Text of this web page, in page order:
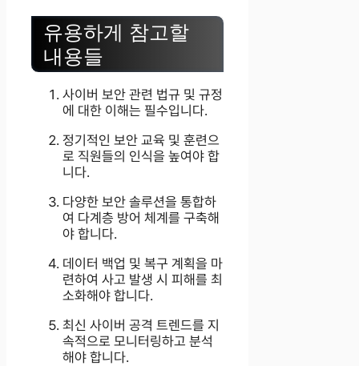
유용하게 참고할
내용들
사이버 보안 관련 법규 및 규정
에 대한 이해는 필수입니다.
정기적인 보안 교육 및 훈련으
로 직원들의 인식을 높여야 합
니다.
다양한 보안 솔루션을 통합하
여 다계층 방어 체계를 구축해
야 합니다.
데이터 백업 및 복구 계획을 마
련하여 사고 발생 시 피해를 최
소화해야 합니다.
최신 사이버 공격 트렌드를 지
속적으로 모니터링하고 분석
해야 합니다.